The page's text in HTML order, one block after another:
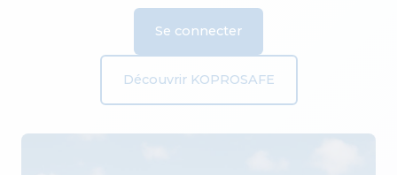
Se connecter
Découvrir KOPROSAFE